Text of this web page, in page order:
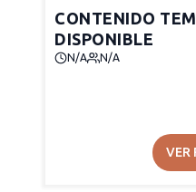
CONTENIDO
DISPONIBLE
N/A N/A
VER